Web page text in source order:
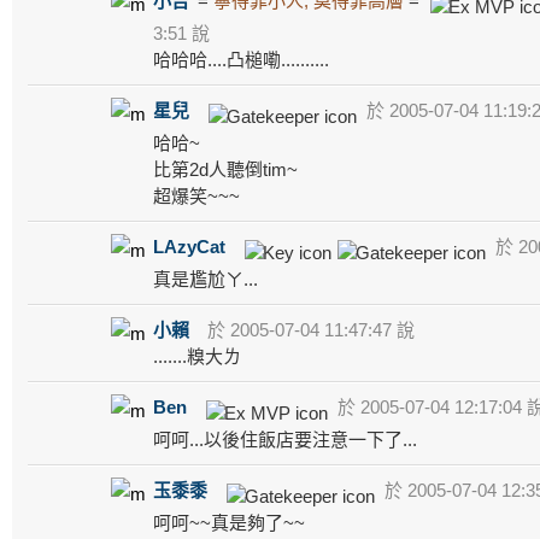
3:51 說
哈哈哈....凸槌嘞..........
星兒
於 2005-07-04
哈哈~
比第2d人聽倒tim~
超爆笑~~~
LAzyCat
於
真是尷尬ㄚ...
小賴
於 2005-07-04 11:47:47 說
.......糗大ㄌ
Ben
於 2005-07-04 12:17:04
呵呵...以後住飯店要注意一下了...
玉黍黍
於 2005-07-04
呵呵~~真是夠了~~